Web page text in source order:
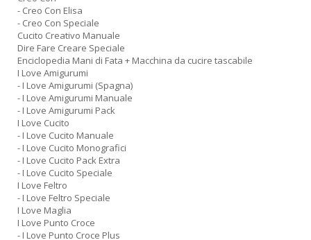
- Creo Con Elisa
- Creo Con Speciale
Cucito Creativo Manuale
Dire Fare Creare Speciale
Enciclopedia Mani di Fata + Macchina da cucire tascabile
I Love Amigurumi
- I Love Amigurumi (Spagna)
- I Love Amigurumi Manuale
- I Love Amigurumi Pack
I Love Cucito
- I Love Cucito Manuale
- I Love Cucito Monografici
- I Love Cucito Pack Extra
- I Love Cucito Speciale
I Love Feltro
- I Love Feltro Speciale
I Love Maglia
I Love Punto Croce
- I Love Punto Croce Plus